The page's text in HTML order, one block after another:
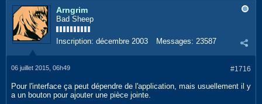
Arngrim
Bad Sheep
Inscription: décembre 2003 Messages: 23587
#1716
06 juillet 2015, 06h49
Pour l'interface ça peut dépendre de l'application, mais usuellement il y
a un bouton pour ajouter une pièce jointe.